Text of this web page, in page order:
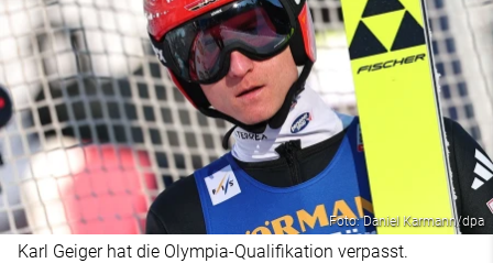
Foto: Daniel Karmann/dpa
Karl Geiger hat die Olympia-Qualifikation verpasst.